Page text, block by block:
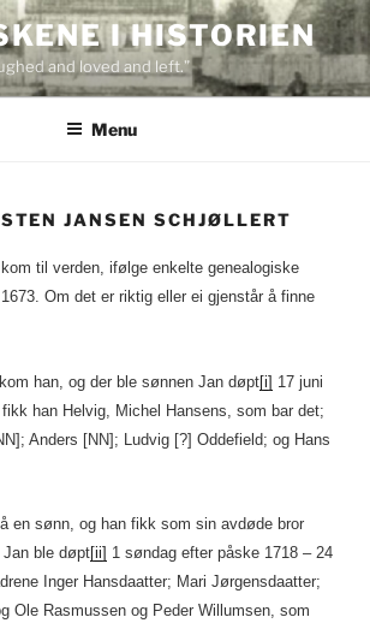
I HISTORIEN
and loved and left.”
Menu
JANSEN SCHJØLLERT
til verden, ifølge enkelte genealogiske
Om det er riktig eller ei gjenstår å finne
han, og der ble sønnen Jan døpt[i] 17 juni
han Helvig, Michel Hansens, som bar det;
Anders [NN]; Ludvig [?] Oddefield; og Hans
en sønn, og han fikk som sin avdøde bror
ble døpt[ii] 1 søndag efter påske 1718 – 24
Inger Hansdaatter; Mari Jørgensdaatter;
Ole Rasmussen og Peder Willumsen, som